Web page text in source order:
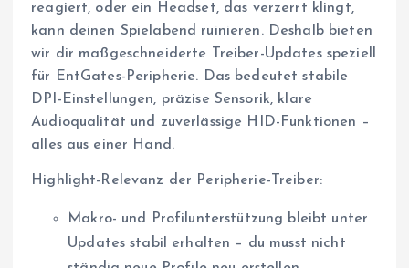
reagiert, oder ein Headset, das verzerrt klingt,
kann deinen Spielabend ruinieren. Deshalb bieten
wir dir maßgeschneiderte Treiber-Updates speziell
für EntGates-Peripherie. Das bedeutet stabile
DPI-Einstellungen, präzise Sensorik, klare
Audioqualität und zuverlässige HID-Funktionen –
alles aus einer Hand.
Highlight-Relevanz der Peripherie-Treiber:
Makro- und Profilunterstützung bleibt unter
Updates stabil erhalten – du musst nicht